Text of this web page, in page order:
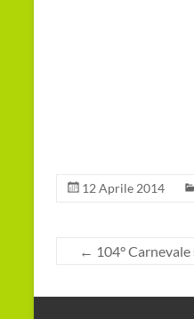
12 Aprile 2014
← 104°